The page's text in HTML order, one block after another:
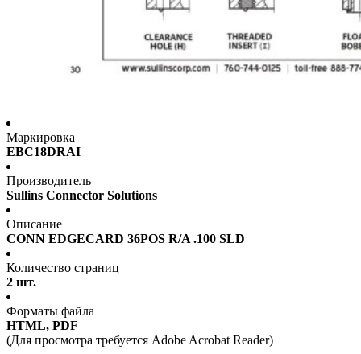
Маркировка
EBC18DRAI
Производитель
Sullins Connector Solutions
Описание
CONN EDGECARD 36POS R/A .100 SLD
Количество страниц
2 шт.
Форматы файла
HTML, PDF
(Для просмотра требуется Adobe Acrobat Reader)